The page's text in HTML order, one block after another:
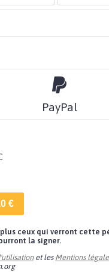
PayPal
€
ceux qui verront cette
la signer.
et les Mentions